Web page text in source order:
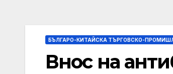
БЪЛГАРО-КИТАЙСКА ТЪРГОВСКО-
Внос на